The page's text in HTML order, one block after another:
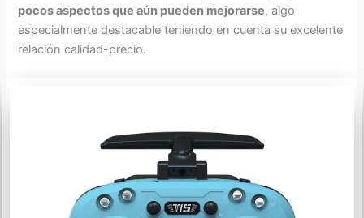
pocos aspectos que aún pueden mejorarse, algo
especialmente destacable teniendo en cuenta su excelente
relación calidad-precio.